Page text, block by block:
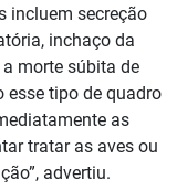
incluem secreção
inchaço da
morte súbita de
esse tipo de quadro
as
tratar as aves ou
advertiu.